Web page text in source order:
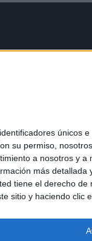
únicos
su permiso,
a nosotros y a
más
tiene el derecho
sitio y haciendo clic